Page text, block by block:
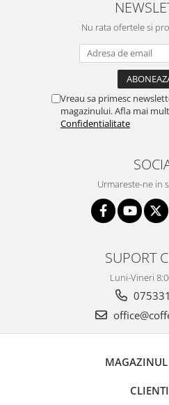
Nu rata ofertele si
Vreau sa primesc
magazinului. Afla mai
Confidentialitate
Urmareste-ne in
SUPORT
Luni-Vineri
CLIENTI